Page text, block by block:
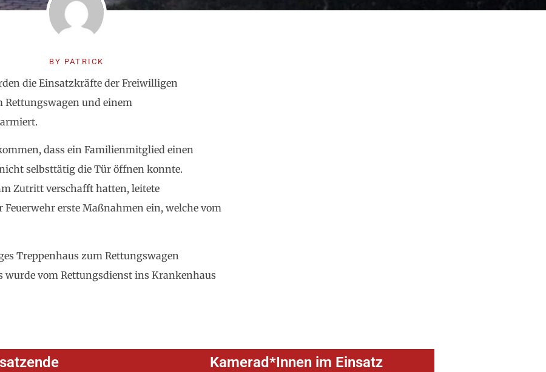
BY PATRICK
die Einsatzkräfte der Freiwilligen
Rettungswagen und einem
dass ein Familienmitglied einen
selbsttätig die Tür öffnen konnte.
Zutritt verschafft hatten, leitete
erste Maßnahmen ein, welche vom
Treppenhaus zum Rettungswagen
wurde vom Rettungsdienst ins Krankenhaus
Kamerad*Innen im Einsatz